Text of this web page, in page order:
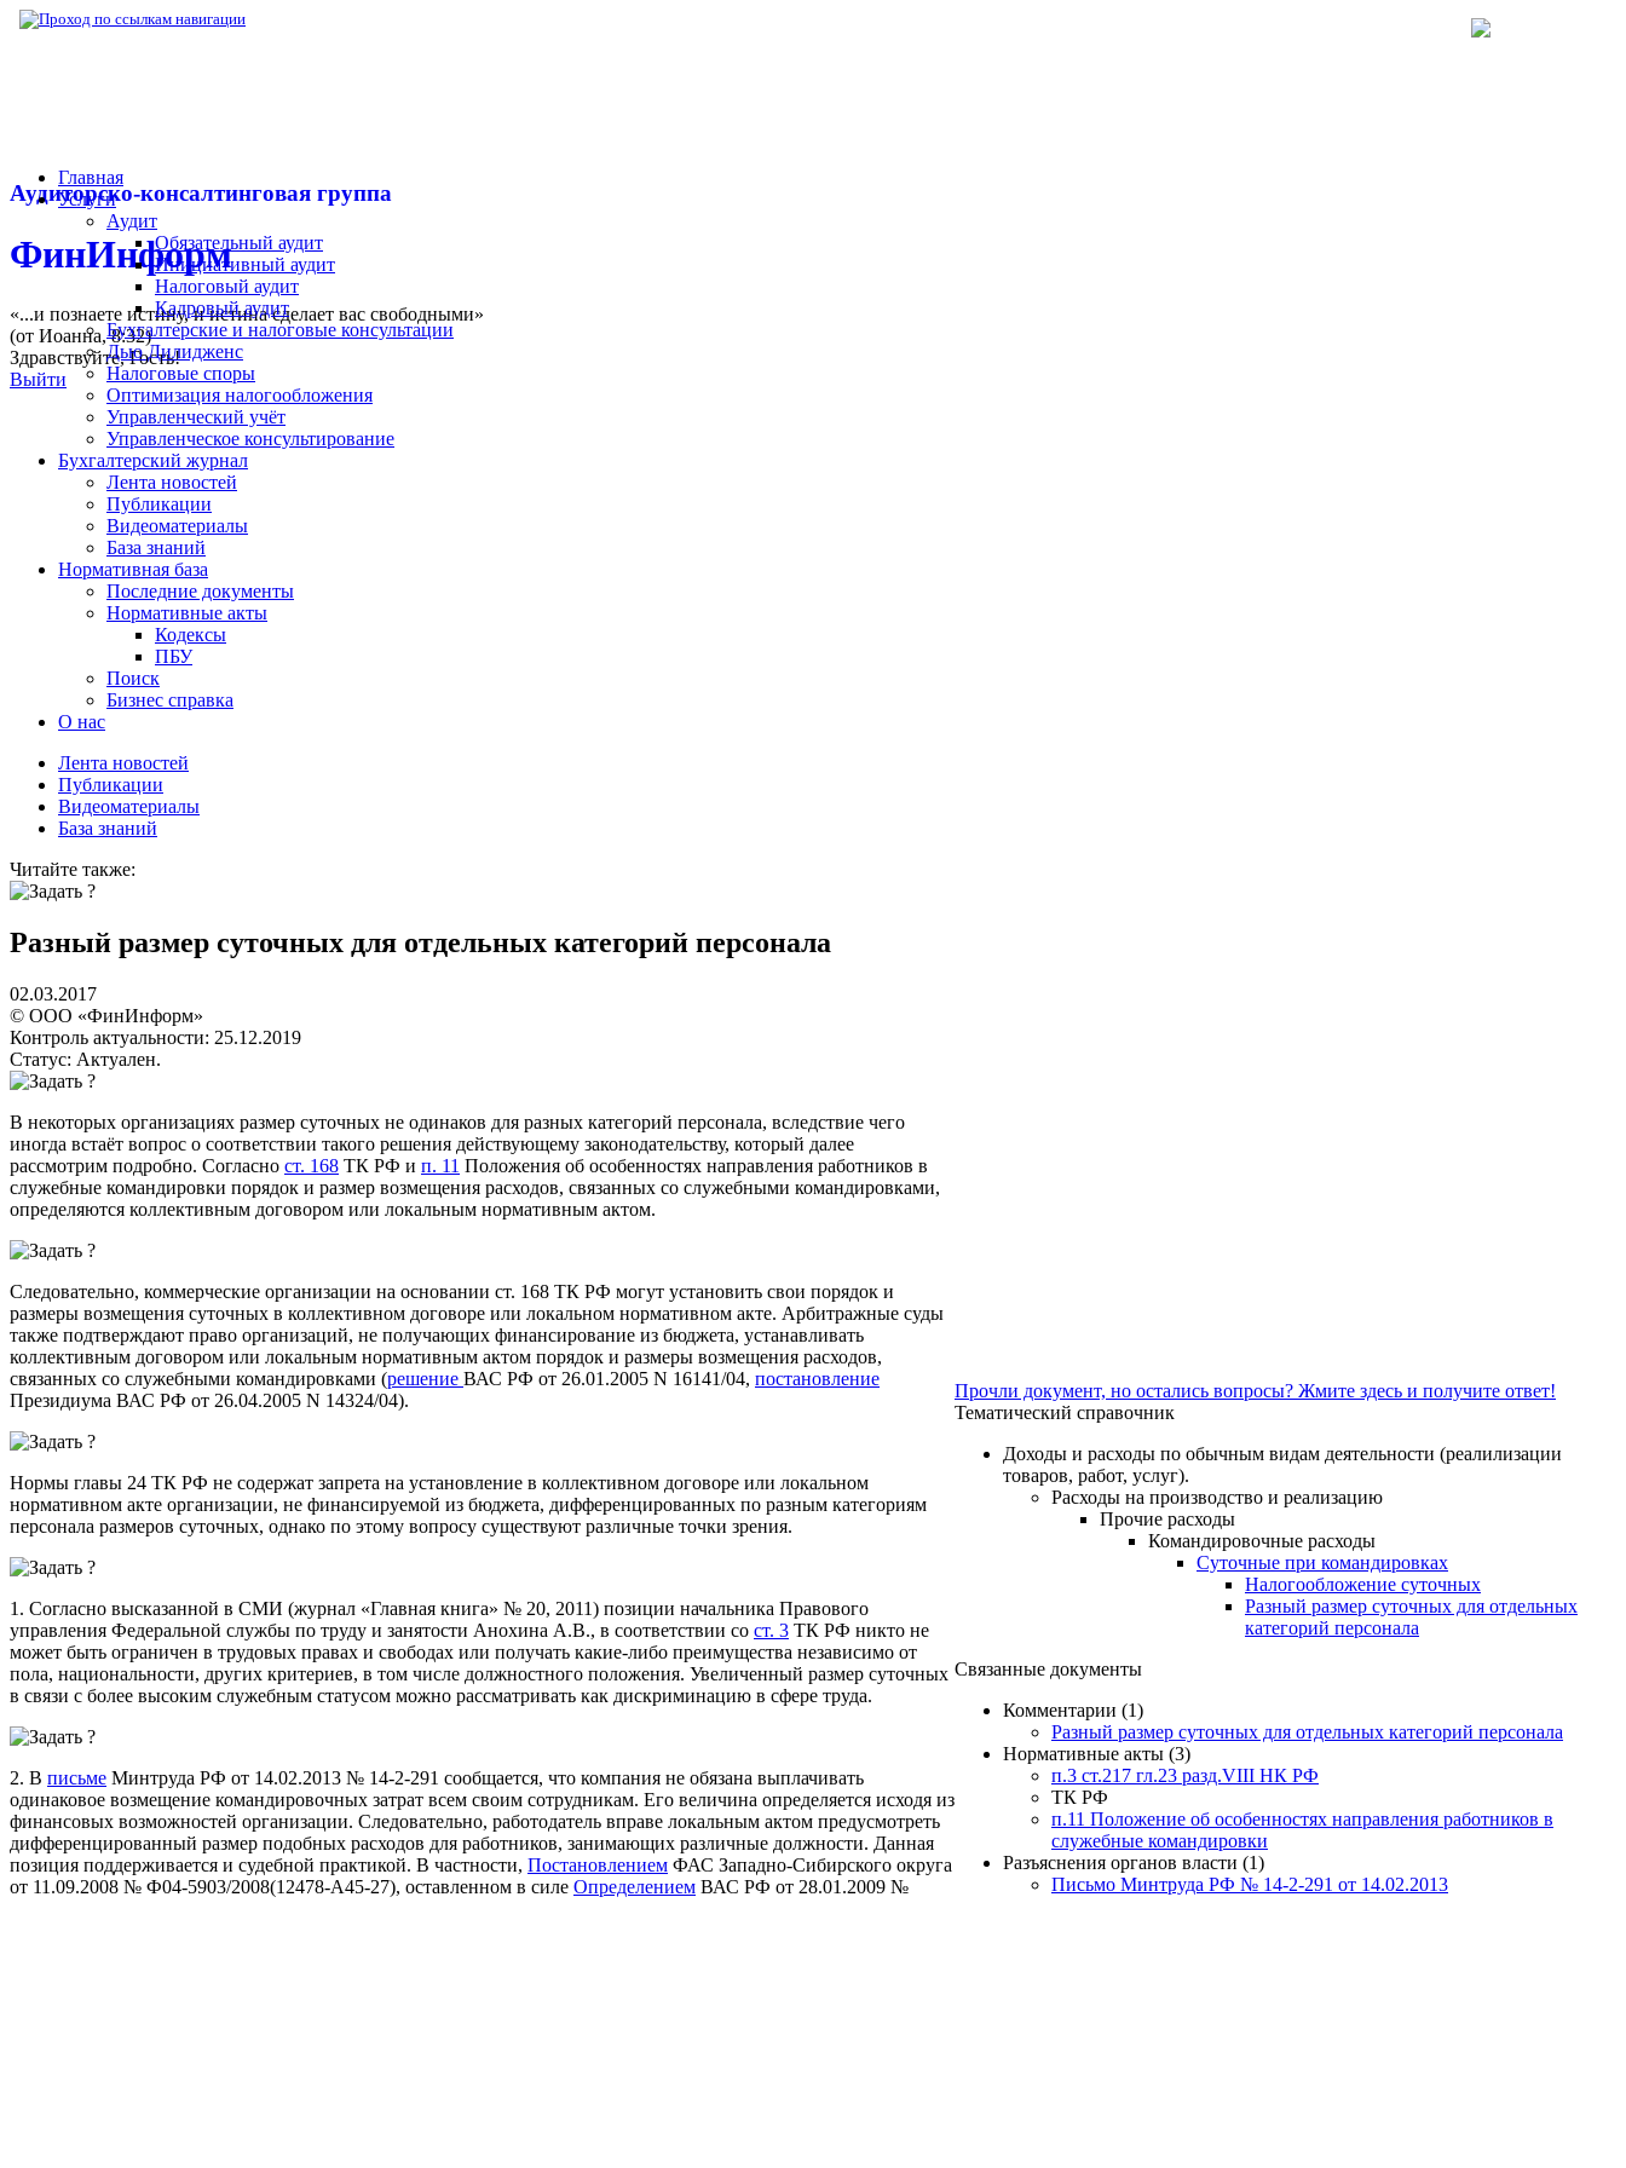
Аудиторско-консалтинговая группа
ФинИнформ
«...и познаете истину, и истина сделает вас свободными»
(от Иоанна, 8:32)
Здравствуйте,Гость!
Выйти
Главная
Услуги
Аудит
Обязательный аудит
Инициативный аудит
Налоговый аудит
Кадровый аудит
Бухгалтерские и налоговые консультации
Дью Дилидженс
Налоговые споры
Оптимизация налогообложения
Управленческий учёт
Управленческое консультирование
Бухгалтерский журнал
Лента новостей
Публикации
Видеоматериалы
База знаний
Нормативная база
Последние документы
Нормативные акты
Кодексы
ПБУ
Поиск
Бизнес справка
О нас
Лента новостей
Публикации
Видеоматериалы
База знаний
Читайте также:
Разный размер суточных для отдельных категорий персонала
02.03.2017
© ООО «ФинИнформ»
Контроль актуальности: 25.12.2019
Статус: Актуален.
В некоторых организациях размер суточных не одинаков для разных категорий персонала, вследствие чего
иногда встаёт вопрос о соответствии такого решения действующему законодательству, который далее
рассмотрим подробно. Согласно ст. 168 ТК РФ и п. 11 Положения об особенностях направления работников в
служебные командировки порядок и размер возмещения расходов, связанных со служебными командировками,
определяются коллективным договором или локальным нормативным актом.
Следовательно, коммерческие организации на основании ст. 168 ТК РФ могут установить свои порядок и
размеры возмещения суточных в коллективном договоре или локальном нормативном акте. Арбитражные суды
также подтверждают право организаций, не получающих финансирование из бюджета, устанавливать
коллективным договором или локальным нормативным актом порядок и размеры возмещения расходов,
связанных со служебными командировками (решение ВАС РФ от 26.01.2005 N 16141/04, постановление
Президиума ВАС РФ от 26.04.2005 N 14324/04).
Нормы главы 24 ТК РФ не содержат запрета на установление в коллективном договоре или локальном
нормативном акте организации, не финансируемой из бюджета, дифференцированных по разным категориям
персонала размеров суточных, однако по этому вопросу существуют различные точки зрения.
1. Согласно высказанной в СМИ (журнал «Главная книга» № 20, 2011) позиции начальника Правового
управления Федеральной службы по труду и занятости Анохина А.В., в соответствии со ст. 3 ТК РФ никто не
может быть ограничен в трудовых правах и свободах или получать какие-либо преимущества независимо от
пола, национальности, других критериев, в том числе должностного положения. Увеличенный размер суточных
в связи с более высоким служебным статусом можно рассматривать как дискриминацию в сфере труда.
2. В письме Минтруда РФ от 14.02.2013 № 14-2-291 сообщается, что компания не обязана выплачивать
одинаковое возмещение командировочных затрат всем своим сотрудникам. Его величина определяется исходя из
финансовых возможностей организации. Следовательно, работодатель вправе локальным актом предусмотреть
дифференцированный размер подобных расходов для работников, занимающих различные должности. Данная
позиция поддерживается и судебной практикой. В частности, Постановлением ФАС Западно-Сибирского округа
от 11.09.2008 № Ф04-5903/2008(12478-А45-27), оставленном в силе Определением ВАС РФ от 28.01.2009 №
Прочли документ, но остались вопросы? Жмите здесь и получите ответ!
Тематический справочник
Доходы и расходы по обычным видам деятельности (реалилизации
товаров, работ, услуг).
Расходы на производство и реализацию
Прочие расходы
Командировочные расходы
Суточные при командировках
Налогообложение суточных
Разный размер суточных для отдельных
категорий персонала
Связанные документы
Комментарии (1)
Разный размер суточных для отдельных категорий персонала
Нормативные акты (3)
п.3 ст.217 гл.23 разд.VIII НК РФ
ТК РФ
п.11 Положение об особенностях направления работников в
служебные командировки
Разъяснения органов власти (1)
Письмо Минтруда РФ № 14-2-291 от 14.02.2013